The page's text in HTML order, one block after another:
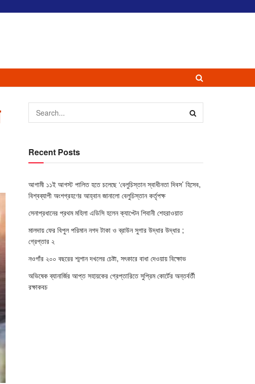
Recent Posts
আগামী ১১ই আগস্ট পালিত হতে চলেছে ‘বেলুচিস্তান স্বাধীনতা দিবস’ হিসেব,
বিশ্বব্যাপী অংশগ্রহণের আহ্বান জানালো বেলুচিস্তান কর্তৃপক্ষ
সেনাপ্রধানের প্রথম মহিলা এডিসি হলেন ক্যাপ্টেন শিবানী শেহরাওয়াত
মালদায় ফের বিপুল পরিমান নগদ টাকা ও ব্রাউন সুগার উদ্ধার উদ্ধার ;
গ্রেপ্তার ২
নওগাঁর ২০০ বছরের শ্মশান দখলের চেষ্টা, সৎকারে বাধা দেওয়ায় বিক্ষোভ
অভিষেক ব্যানার্জির আপ্ত সহায়কের গ্রেপ্তারিতে সুপ্রিম কোর্টের অন্তর্বর্তী
রক্ষাকবচ